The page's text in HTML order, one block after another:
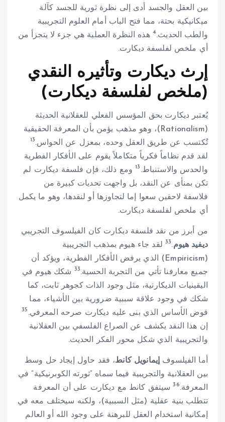
بين العقل والجسد أدى إلى نظرة ثورية للجسد كآلة
ميكانيكية بحتة، مما فتح الباب أمام العلوم التجريبية
والطب الحديث.4 هذه النظرة العملية هي جزء لا يتجزأ من
أي ملخص لفلسفة ديكارت.
إرث ديكارت وتأثيره النقدي
(ملخص لفلسفة ديكارت)
يُعتبر ديكارت بحق المؤسس الفعلي للعقلانية الحديثة
(Rationalism)، وهو مذهب يؤمن بأن المعرفة الحقيقية
تُكتسب عن طريق العقل وحده، بمعزل عن الحواس.13
لقد قدم نظاماً فكرياً متكاملاً يقوم على الأفكار الفطرية
والحدس والاستنباط. 13 ومع ذلك، فإن فلسفة ديكارت لم
تكن بمنأى عن النقد، بل واجهت تحديات كبيرة من
فلاسفة لاحقين سعوا إما لتجاوزها أو لنقدها، وهو ما يكمل
أي ملخص لفلسفة ديكارت.
من أبرز من نقد فلسفة ديكارت كان الفيلسوف التجريبي
ديفيد هيوم.
33لقد جاء هيوم بمذهب التجريبية
(Empiricism) الذي يرفض الأفكار الفطرية، ويؤكد أن
جميع معارفنا تأتي من التجربة الحسية.33 شكك هيوم في
اليقينيات الديكارتية، مثل وجود الذات كجوهر ثابت، كما
شكك في وجود علاقة سببية ضرورية بين الأشياء، مما
قوض الأساس الذي بنى عليه ديكارت صرحه المعرفي. 35
إن هذا النقد يكشف عن الصراع الفلسفي بين العقلانية
والتجريبية الذي شكل محور الفكر الحديث.
أما الفيلسوف إيمانويل كانط، فقد حاول إيجاد حل وسط
بين العقلانية والتجريبية فيما سماه “ثورته الكوبرنيكية” في
المعرفة.36سيتفق كانط مع ديكارت على أن المعرفة
تتطلب بنية عقلية (مثل السببية)، ولكنه سيختلف معه في
إمكانية استخدام العقل للبرهنة على وجود الله أو العالم